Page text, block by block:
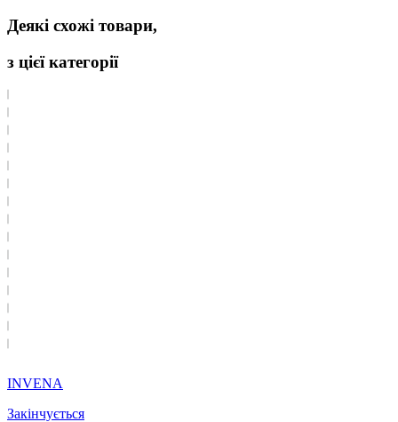
Деякі схожі товари,
з цієї категорії
INVENA
Закінчується